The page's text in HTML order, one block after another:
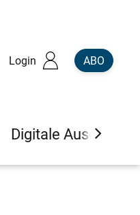
Login ABO
Digitale Ausgaben